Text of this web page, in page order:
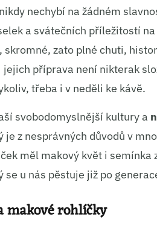
nechybí na žádném
a svátečních příležitostí
skromné, zato plné chuti,
příprava není nikterak
třeba i v neděli ke kávě.
svobodomyslnější kultury a
je z nesprávných důvodů v
měl makový květ i semínka
se u nás pěstuje již po
makové rohlíčky